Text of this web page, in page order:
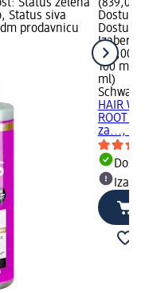
Status zelena
Status siva
prodavnicu
(839,00
839,00
100 ml
ml)
HAIR
ROOT
za...,